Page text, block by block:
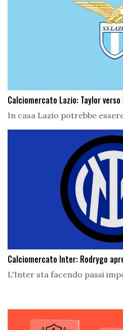
Calciomercato Lazio: Taylor
In casa Lazio potrebbe
Calciomercato Inter: Rodrygo
L'Inter sta facendo passi